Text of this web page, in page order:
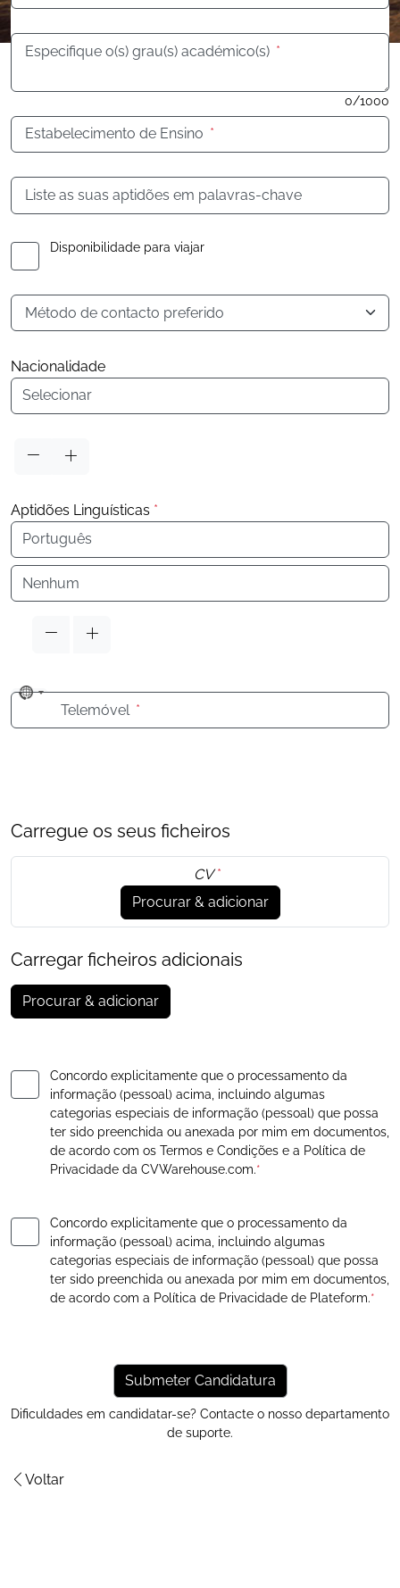
0/1000
Especifique o(s) grau(s) académico(s) *
Estabelecimento de Ensino *
Liste as suas aptidões em palavras-chave
Disponibilidade para viajar
Método de contacto preferido
Nacionalidade
Nacionalidade
Aptidões Linguísticas *
Idioma
Idioma
No
countryTelemóvel *
Carregue os seus ficheiros
CV *
Procurar & adicionar
Carregar ficheiros adicionais
Procurar & adicionar
Concordo explicitamente que o processamento da
informação (pessoal) acima, incluindo algumas
categorias especiais de informação (pessoal) que possa
ter sido preenchida ou anexada por mim em documentos,
de acordo com os Termos e Condições e a Política de
Privacidade da CVWarehouse.com.*
Concordo explicitamente que o processamento da
informação (pessoal) acima, incluindo algumas
categorias especiais de informação (pessoal) que possa
ter sido preenchida ou anexada por mim em documentos,
de acordo com a Política de Privacidade de Plateform.*
Dificuldades em candidatar-se? Contacte o nosso departamento
de suporte.
Voltar